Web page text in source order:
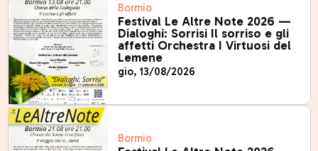
Bormio
Festival Le Altre Note 2026 —
Dialoghi: Sorrisi Il sorriso e gli
affetti Orchestra I Virtuosi del
Lemene
gio, 13/08/2026
Bormio